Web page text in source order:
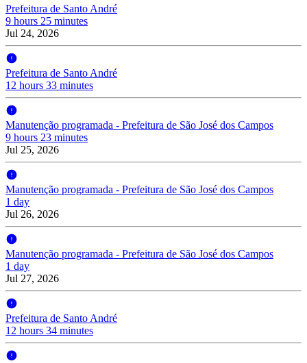
Prefeitura de Santo André
9 hours 25 minutes
Jul 24, 2026
Prefeitura de Santo André
12 hours 33 minutes
Manutenção programada - Prefeitura de São José dos Campos
9 hours 23 minutes
Jul 25, 2026
Manutenção programada - Prefeitura de São José dos Campos
1 day
Jul 26, 2026
Manutenção programada - Prefeitura de São José dos Campos
1 day
Jul 27, 2026
Prefeitura de Santo André
12 hours 34 minutes